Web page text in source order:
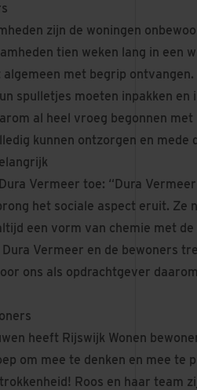
zijn de woningen
tien weken lang in een
met begrip
spulletjes moeten inpakken en
al heel vroeg begonnen
kunnen ontzorgen en mede
Vermeer toe: “Dura
het sociale aspect eruit. Ze
een vorm van chemie met
Vermeer en de bewoners
ons als opdrachtgever
heeft Rijswijk Wonen
om mee te denken en mee te
Roos en haar team